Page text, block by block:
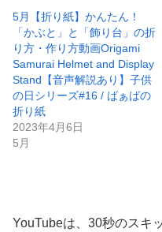
5月【折り紙】かんたん！
「かぶと」と「飾り台」の折
り方・作り方動画Origami
Samurai Helmet and Display
Stand【音声解説あり】子供
の日シリーズ#16 / ばぁばの
折り紙
2023年4月6日
5月
YouTubeは、30秒のスキ